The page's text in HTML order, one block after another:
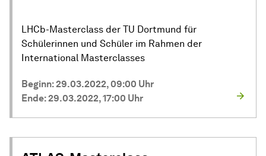
LHCb-Masterclass der TU Dortmund für
Schülerinnen und Schüler im Rahmen der
International Masterclasses
Beginn: 29.03.2022, 09:00 Uhr
Ende: 29.03.2022, 17:00 Uhr